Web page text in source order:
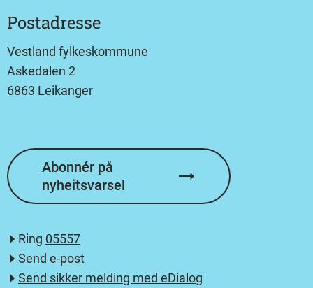
Postadresse
Vestland fylkeskommune
Askedalen 2
6863 Leikanger
Abonnér på
nyheitsvarsel
Ring 05557
Send e-post
Send sikker melding med eDialog